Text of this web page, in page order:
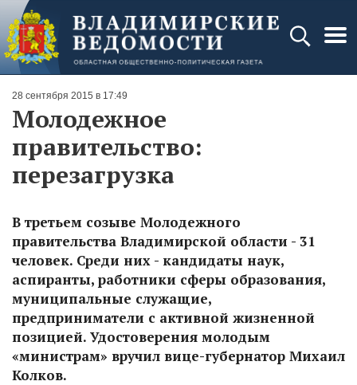
28 сентября 2015 в 17:49
Молодежное
правительство:
перезагрузка
В третьем созыве Молодежного
правительства Владимирской области - 31
человек. Среди них - кандидаты наук,
аспиранты, работники сферы образования,
муниципальные служащие,
предприниматели с активной жизненной
позицией. Удостоверения молодым
«министрам» вручил вице-губернатор Михаил
Колков.